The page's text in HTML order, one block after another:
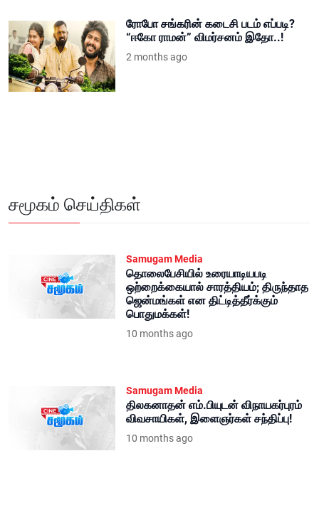
ரோபோ சங்கரின் கடைசி படம் எப்படி?
“ஈகோ ராமன்” விமர்சனம் இதோ..!
2 months ago
சமூகம் செய்திகள்
Samugam Media
தொலைபேசியில் உரையாடியபடி
ஒற்றைக்கையால் சாரத்தியம்; திருந்தாத
ஜென்மங்கள் என திட்டித்தீர்க்கும்
பொதுமக்கள்!
10 months ago
Samugam Media
திலகனாதன் எம்.பியுடன் விநாயகர்புரம்
விவசாயிகள், இளைஞர்கள் சந்திப்பு!
10 months ago